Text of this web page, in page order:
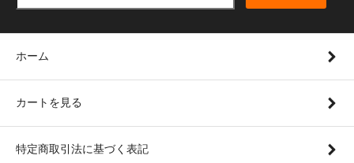
ホーム
カートを見る
特定商取引法に基づく表記